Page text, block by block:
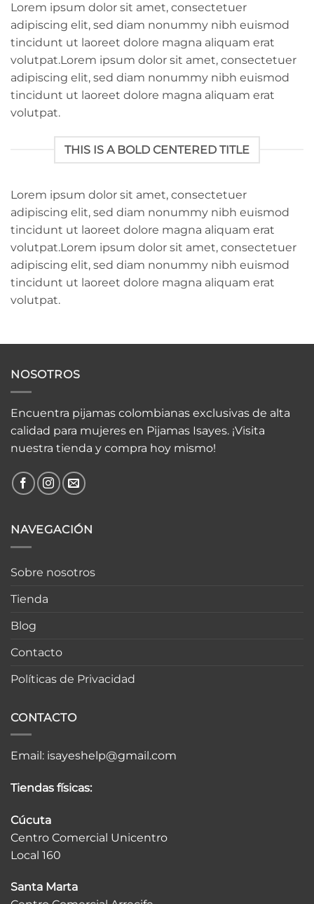
Lorem ipsum dolor sit amet, consectetuer
adipiscing elit, sed diam nonummy nibh euismod
tincidunt ut laoreet dolore magna aliquam erat
volutpat.Lorem ipsum dolor sit amet, consectetuer
adipiscing elit, sed diam nonummy nibh euismod
tincidunt ut laoreet dolore magna aliquam erat
volutpat.
THIS IS A BOLD CENTERED TITLE
Lorem ipsum dolor sit amet, consectetuer
adipiscing elit, sed diam nonummy nibh euismod
tincidunt ut laoreet dolore magna aliquam erat
volutpat.Lorem ipsum dolor sit amet, consectetuer
adipiscing elit, sed diam nonummy nibh euismod
tincidunt ut laoreet dolore magna aliquam erat
volutpat.
NOSOTROS
Encuentra pijamas colombianas exclusivas de alta
calidad para mujeres en Pijamas Isayes. ¡Visita
nuestra tienda y compra hoy mismo!
NAVEGACIÓN
Sobre nosotros
Tienda
Blog
Contacto
Políticas de Privacidad
CONTACTO
Email: isayeshelp@gmail.com
Tiendas físicas:
Cúcuta
Centro Comercial Unicentro
Local 160
Santa Marta